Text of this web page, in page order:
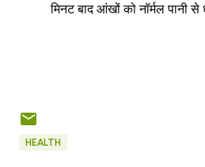
मिनट बाद आंखों को नॉर्मल पानी से
HEALTH